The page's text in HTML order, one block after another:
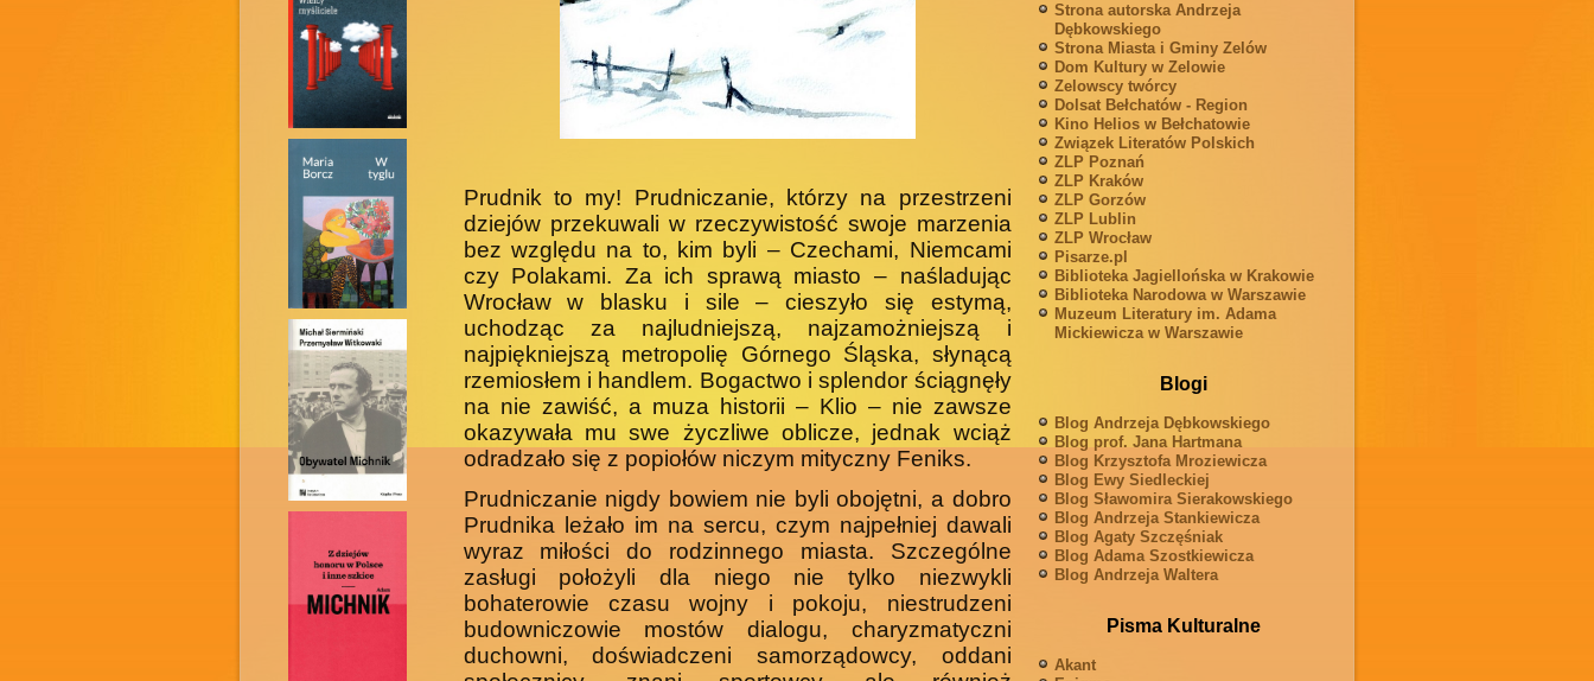
Prudnik to my! Prudniczanie, którzy na przestrzeni
dziejów przekuwali w rzeczywistość swoje marzenia
bez względu na to, kim byli – Czechami, Niemcami
czy Polakami. Za ich sprawą miasto – naśladując
Wrocław w blasku i sile – cieszyło się estymą,
uchodząc za najludniejszą, najzamożniejszą i
najpiękniejszą metropolię Górnego Śląska, słynącą
rzemiosłem i handlem. Bogactwo i splendor ściągnęły
na nie zawiść, a muza historii – Klio – nie zawsze
okazywała mu swe życzliwe oblicze, jednak wciąż
odradzało się z popiołów niczym mityczny Feniks.
Prudniczanie nigdy bowiem nie byli obojętni, a dobro
Prudnika leżało im na sercu, czym najpełniej dawali
wyraz miłości do rodzinnego miasta. Szczególne
zasługi położyli dla niego nie tylko niezwykli
bohaterowie czasu wojny i pokoju, niestrudzeni
budowniczowie mostów dialogu, charyzmatyczni
duchowni, doświadczeni samorządowcy, oddani
Strona autorska Andrzeja
Dębkowskiego
Strona Miasta i Gminy Zelów
Dom Kultury w Zelowie
Zelowscy twórcy
Dolsat Bełchatów - Region
Kino Helios w Bełchatowie
Związek Literatów Polskich
ZLP Poznań
ZLP Kraków
ZLP Gorzów
ZLP Lublin
ZLP Wrocław
Pisarze.pl
Biblioteka Jagiellońska w Krakowie
Biblioteka Narodowa w Warszawie
Muzeum Literatury im. Adama
Mickiewicza w Warszawie
Blogi
Blog Andrzeja Dębkowskiego
Blog prof. Jana Hartmana
Blog Krzysztofa Mroziewicza
Blog Ewy Siedleckiej
Blog Sławomira Sierakowskiego
Blog Andrzeja Stankiewicza
Blog Agaty Szczęśniak
Blog Adama Szostkiewicza
Blog Andrzeja Waltera
Pisma Kulturalne
Akant